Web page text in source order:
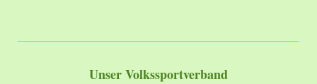
Unser Volkssportverband